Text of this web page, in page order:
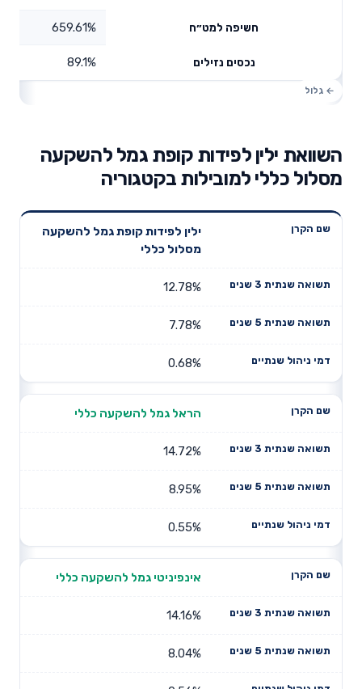
חשיפה למט״ח 659.61%
נכסים נזילים 89.1%
השוואת ילין לפידות קופת גמל להשקעה
מסלול כללי למובילות בקטגוריה
שנתית 3
תשואה
דמי ניהול
ילין לפידות קופת גמל להשקעה
מסלול כללי
12.78%
7.78%
0.68%
הראל גמל להשקעה כללי
14.72%
8.95%
0.55%
אינפיניטי גמל להשקעה כללי
14.16%
8.04%